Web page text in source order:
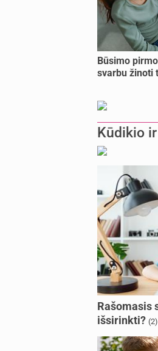
Būsimo
svarbu žinoti
Kūdikio
Rašomasis
išsirinkti? (2)